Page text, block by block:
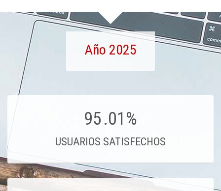
Año 2025
95.01%
USUARIOS SATISFECHOS